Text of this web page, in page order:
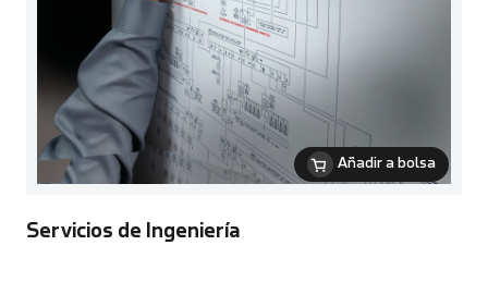
Añadir a bolsa
Servicios de Ingeniería